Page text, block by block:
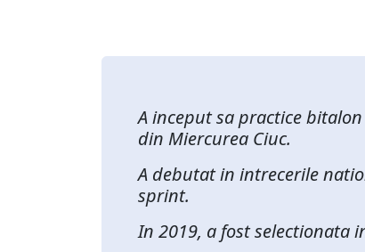
A inceput sa practice
din Miercurea Ciuc.
A debutat in intrecerile
sprint.
In 2019, a fost selectionata